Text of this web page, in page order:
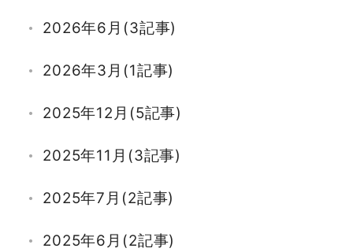
2026年6月(3記事)
2026年3月(1記事)
2025年12月(5記事)
2025年11月(3記事)
2025年7月(2記事)
2025年6月(2記事)